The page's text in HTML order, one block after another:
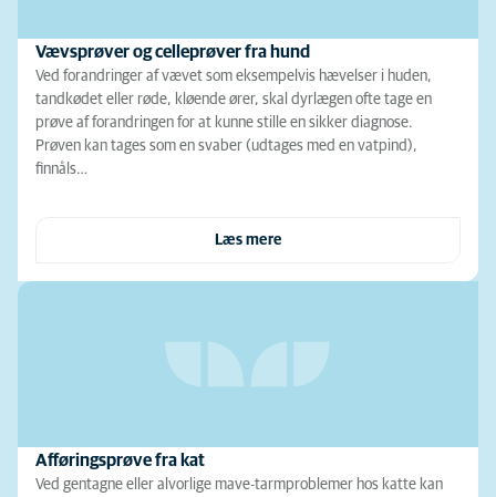
Vævsprøver og celleprøver fra hund
Ved forandringer af vævet som eksempelvis hævelser i huden,
tandkødet eller røde, kløende ører, skal dyrlægen ofte tage en
prøve af forandringen for at kunne stille en sikker diagnose.
Prøven kan tages som en svaber (udtages med en vatpind),
finnåls…
Læs mere
Afføringsprøve fra kat
Ved gentagne eller alvorlige mave-tarmproblemer hos katte kan